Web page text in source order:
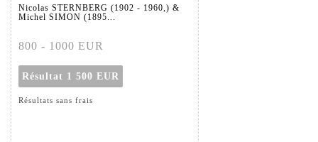
Nicolas STERNBERG (1902 - 1960,) &
Michel SIMON (1895...
800 - 1000 EUR
Résultat 1 500 EUR
Résultats sans frais